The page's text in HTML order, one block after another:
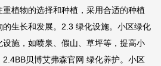
植物的选择和种植，采用合适的种植
生长和发展。2.3 绿化设施。小区绿化
施，如喷泉、假山、草坪等，提高小
2.4BB贝博艾弗森官网 绿化养护。小区